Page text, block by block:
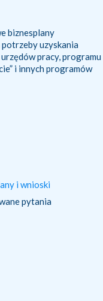
biznesplany
uzyskania
pracy, programu
i innych programów
i wnioski
pytania